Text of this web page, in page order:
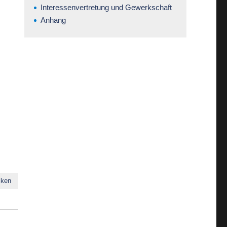
Interessenvertretung und Gewerkschaft
Anhang